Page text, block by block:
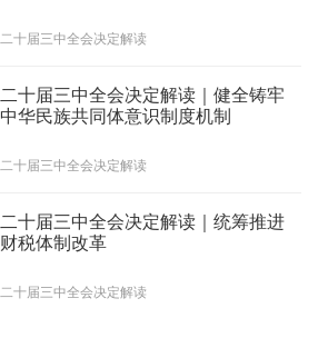
二十届三中全会决定解读
二十届三中全会决定解读｜健全铸牢
中华民族共同体意识制度机制
二十届三中全会决定解读
二十届三中全会决定解读｜统筹推进
财税体制改革
二十届三中全会决定解读